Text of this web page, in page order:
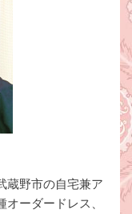
蔵野市の自宅兼ア
ーダードレス、